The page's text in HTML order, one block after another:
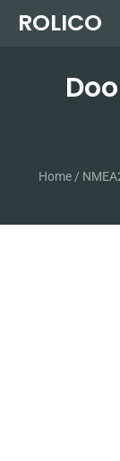
ROLICO
Home /